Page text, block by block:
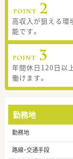
高収入が狙える環
能です。
年間休日120日以
働けます。
勤務地
勤務地
路線・交通手段